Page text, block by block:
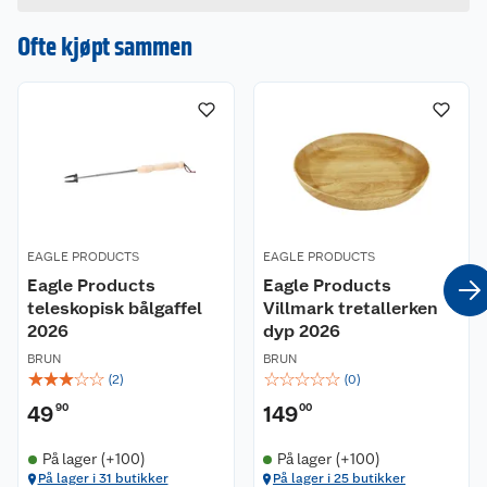
Ofte kjøpt sammen
EAGLE PRODUCTS
Eagle Products
teleskopisk bålgaffel
2026
BRUN
☆☆☆☆☆ (2)
4990
På lager (+100)
På lager i 31 butikker
EAGLE PRODUCTS
Eagle Products
Villmark tretallerken
dyp 2026
BRUN
☆☆☆☆☆ (0)
14900
På lager (+100)
På lager i 25 butikker